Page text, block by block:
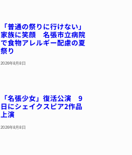
「普通の祭りに行けない」
家族に笑顔 名張市立病院
で食物アレルギー配慮の夏
祭り
2026年8月8日
「名張少女」復活公演 9
日にシェイクスピア2作品
上演
2026年8月8日